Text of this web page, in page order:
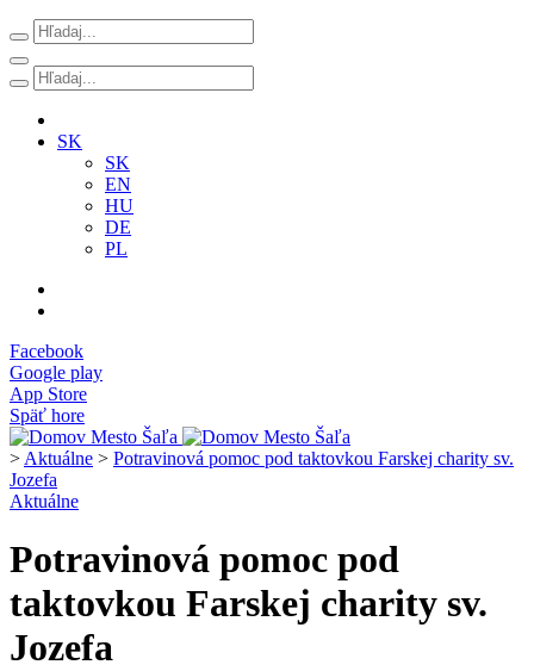
SK
SK
EN
HU
DE
PL
Facebook
Google play
App Store
Späť hore
> Aktuálne > Potravinová pomoc pod taktovkou Farskej charity sv.
Jozefa
Aktuálne
Potravinová pomoc pod
taktovkou Farskej charity sv.
Jozefa